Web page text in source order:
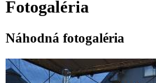
Fotogaléria
Náhodná fotogaléria